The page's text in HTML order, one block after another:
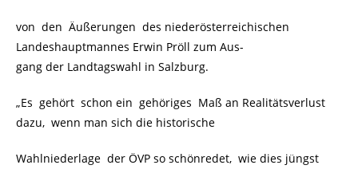
von den Äußerungen des niederösterreichischen
Landeshauptmannes Erwin Pröll zum Aus-
gang der Landtagswahl in Salzburg.
„Es gehört schon ein gehöriges Maß an Realitätsverlust
dazu, wenn man sich die historische
Wahlniederlage der ÖVP so schönredet, wie dies jüngst